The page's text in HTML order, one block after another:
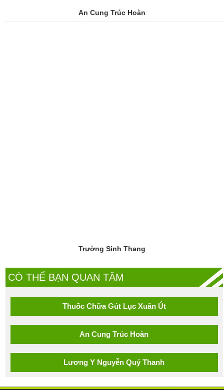
An Cung Trúc Hoàn
Trường Sinh Thang
CÓ THỂ BẠN QUAN TÂM
Thuốc Chữa Gút Lục Xuân Út
An Cung Trúc Hoàn
Lương Y Nguyễn Quý Thanh